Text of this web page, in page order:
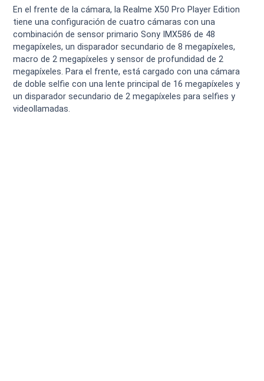
En el frente de la cámara, la Realme X50 Pro Player Edition
tiene una configuración de cuatro cámaras con una
combinación de sensor primario Sony IMX586 de 48
megapíxeles, un disparador secundario de 8 megapíxeles,
macro de 2 megapíxeles y sensor de profundidad de 2
megapíxeles. Para el frente, está cargado con una cámara
de doble selfie con una lente principal de 16 megapíxeles y
un disparador secundario de 2 megapíxeles para selfies y
videollamadas.